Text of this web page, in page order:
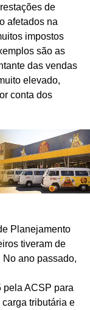
de
afetados na
impostos
são as
das vendas
elevado,
conta dos
Planejamento
tiveram de
ano passado,
pela ACSP para
tributária e